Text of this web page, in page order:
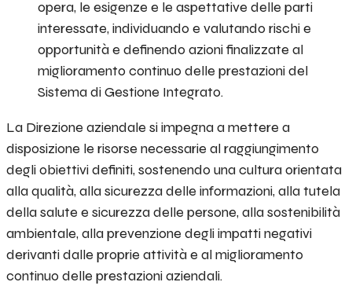
opera, le esigenze e le aspettative delle parti
interessate, individuando e valutando rischi e
opportunità e definendo azioni finalizzate al
miglioramento continuo delle prestazioni del
Sistema di Gestione Integrato.
La Direzione aziendale si impegna a mettere a
disposizione le risorse necessarie al raggiungimento
degli obiettivi definiti, sostenendo una cultura orientata
alla qualità, alla sicurezza delle informazioni, alla tutela
della salute e sicurezza delle persone, alla sostenibilità
ambientale, alla prevenzione degli impatti negativi
derivanti dalle proprie attività e al miglioramento
continuo delle prestazioni aziendali.